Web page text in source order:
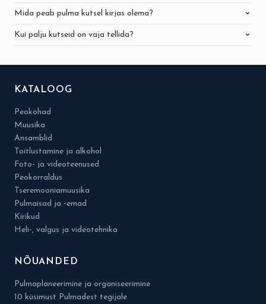
Mida peab pulma kutsel kirjas olema?
Kui palju kutseid on vaja tellida?
KATALOOG
Peokohad
Muusika
Ansamblid
Toitlustamine ja alkohol
Foto- ja videoteenused
Peokorraldus
Tseremooniamuusika
Pulmaisad ja -emad
Kirikud
Heli-, valgus ja videotehnika
NÕUANDED
Pulmaplaneerimine ja organiseerimine
10 küsimust Pulmadest tegijale